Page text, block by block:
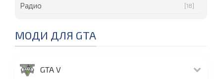
Радио [18]
МОДИ ДЛЯ GTA
GTA V